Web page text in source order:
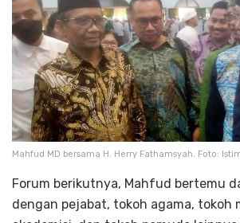
Mahfud MD bersama H. Herry Fathamsyah. Foto:
Forum berikutnya, Mahfud bertemu
dengan pejabat, tokoh agama, tokoh